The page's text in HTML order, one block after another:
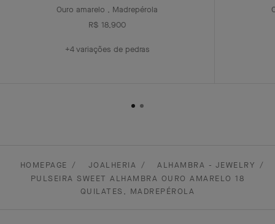
Ouro amarelo , Madrepérola
R$ 18,900
+4 variações de pedras
HOMEPAGE JOALHERIA
ALHAMBRA - JEWELRY
PULSEIRA SWEET ALHAMBRA OURO AMARELO 18
QUILATES, MADREPÉROLA